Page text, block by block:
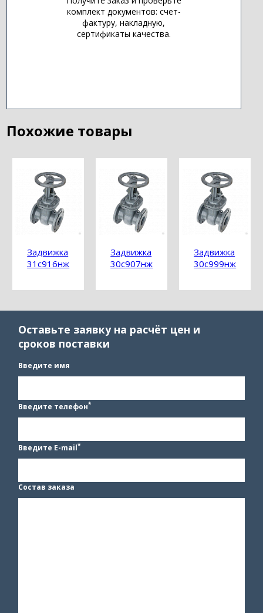
комплект документов: счет-
фактуру, накладную,
сертификаты качества.
Похожие товары
Задвижка
31с916нж
Задвижка
30с907нж
Задвижка
30с999нж
Оставьте заявку на расчёт цен и
сроков поставки
Введите имя
Введите телефон*
Введите E-mail*
Состав заказа